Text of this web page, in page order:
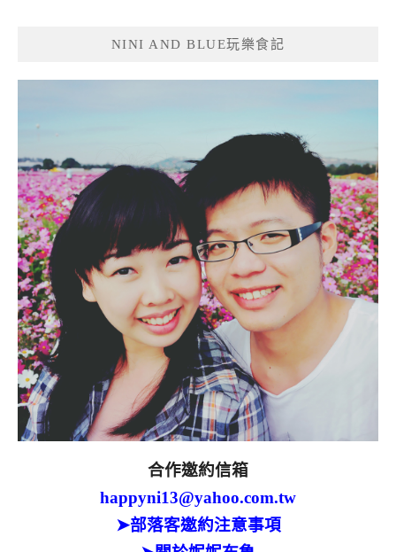
NINI AND BLUE玩樂食記
合作邀約信箱
happyni13@yahoo.com.tw
➤部落客邀約注意事項